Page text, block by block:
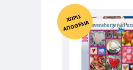
Χ
ΩΡΊΣ
Α
Π
Ό
ΘΕ
ΜΑ